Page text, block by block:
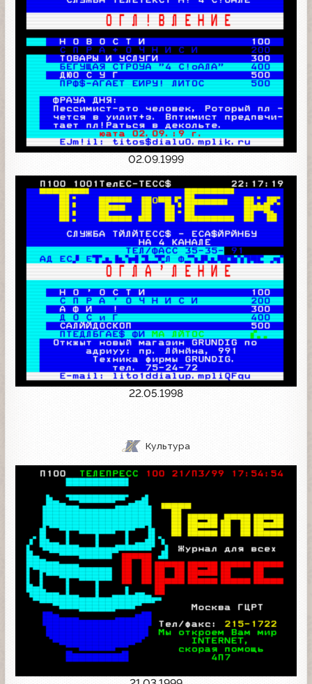
02.09.1999
22.05.1998
Культура